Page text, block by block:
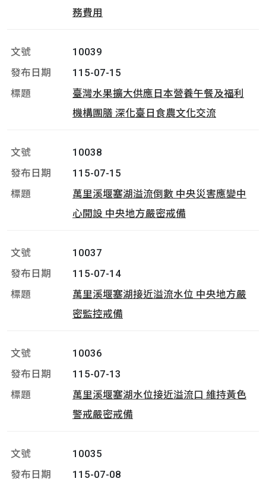
務費用
10039
115-07-15
臺灣水果擴大供應日本營養午餐及福利
機構團膳 深化臺日食農文化交流
10038
115-07-15
萬里溪堰塞湖溢流倒數 中央災害應變中
心開設 中央地方嚴密戒備
10037
115-07-14
萬里溪堰塞湖接近溢流水位 中央地方嚴
密監控戒備
10036
115-07-13
萬里溪堰塞湖水位接近溢流口 維持黃色
警戒嚴密戒備
10035
115-07-08